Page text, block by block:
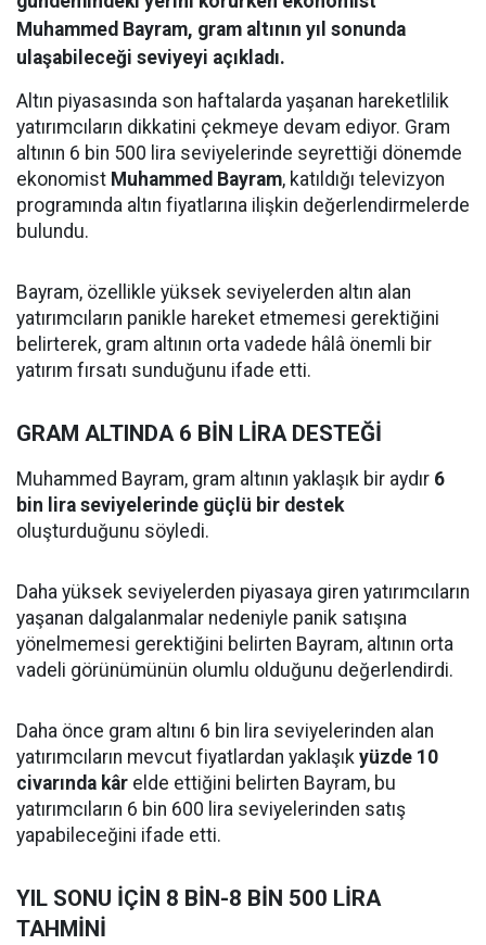
Muhammed Bayram, gram altının yıl sonunda
ulaşabileceği seviyeyi açıkladı.
Altın piyasasında son haftalarda yaşanan hareketlilik
yatırımcıların dikkatini çekmeye devam ediyor. Gram
altının 6 bin 500 lira seviyelerinde seyrettiği dönemde
ekonomist Muhammed Bayram, katıldığı televizyon
programında altın fiyatlarına ilişkin değerlendirmelerde
bulundu.
Bayram, özellikle yüksek seviyelerden altın alan
yatırımcıların panikle hareket etmemesi gerektiğini
belirterek, gram altının orta vadede hâlâ önemli bir
yatırım fırsatı sunduğunu ifade etti.
GRAM ALTINDA 6 BİN LİRA DESTEĞİ
Muhammed Bayram, gram altının yaklaşık bir aydır 6
bin lira seviyelerinde güçlü bir destek
oluşturduğunu söyledi.
Daha yüksek seviyelerden piyasaya giren yatırımcıların
yaşanan dalgalanmalar nedeniyle panik satışına
yönelmemesi gerektiğini belirten Bayram, altının orta
vadeli görünümünün olumlu olduğunu değerlendirdi.
Daha önce gram altını 6 bin lira seviyelerinden alan
yatırımcıların mevcut fiyatlardan yaklaşık yüzde 10
civarında kâr elde ettiğini belirten Bayram, bu
yatırımcıların 6 bin 600 lira seviyelerinden satış
yapabileceğini ifade etti.
YIL SONU İÇİN 8 BİN-8 BİN 500 LİRA
TAHMİNİ